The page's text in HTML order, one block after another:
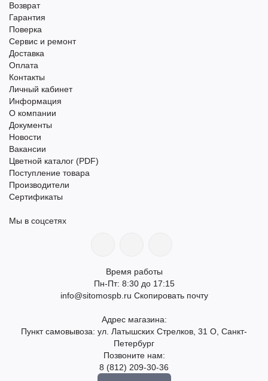
Возврат
Гарантия
Поверка
Сервис и ремонт
Доставка
Оплата
Контакты
Личный кабинет
Информация
О компании
Документы
Новости
Вакансии
Цветной каталог (PDF)
Поступление товара
Производители
Сертификаты
Мы в соцсетях
Время работы
Пн-Пт: 8:30 до 17:15
info@sitomospb.ru Скопировать почту
Адрес магазина:
Пункт самовывоза: ул. Латышских Стрелков, 31 О, Санкт-
Петербург
Позвоните нам:
8 (812) 209-30-36